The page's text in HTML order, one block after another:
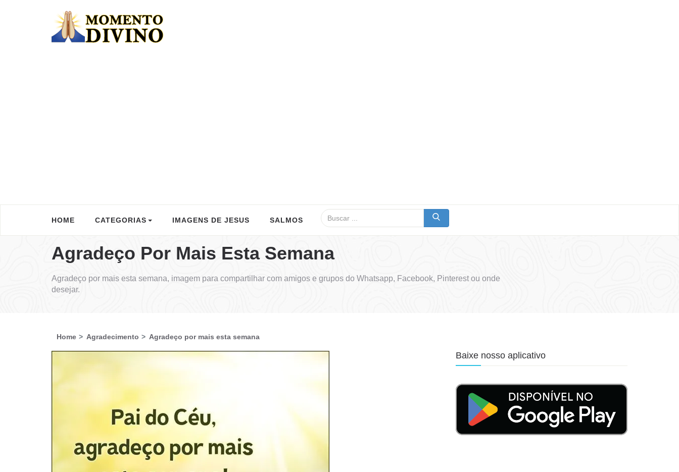
HOME CATEGORIAS IMAGENS DE JESUS SALMOS
Agradeço Por Mais Esta Semana
Agradeço por mais esta semana, imagem para compartilhar com amigos e grupos do Whatsapp, Facebook, Pinterest ou onde
desejar.
Home Agradecimento Agradeço por mais esta semana
Baixe nosso aplicativo